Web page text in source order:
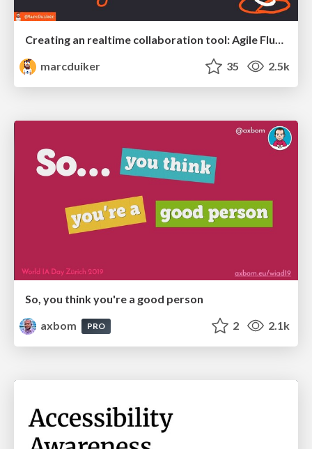
Creating an realtime collaboration tool: Agile Flush - .NET Oxford
marcduiker
35 2.5k
So, you think you're a good person
axbom
PRO 2 2.1k